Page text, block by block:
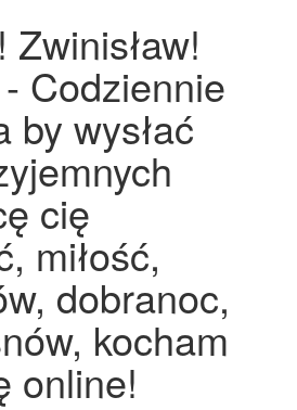
Codziennie
by wysłać
cię
miłość,
dobranoc,
kocham
online!